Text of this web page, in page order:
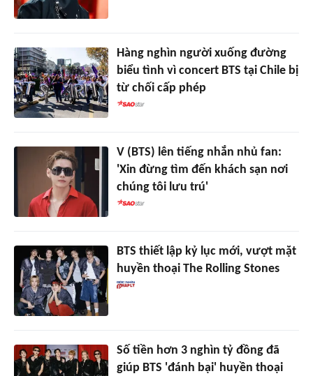
Hàng nghìn người xuống đường
biểu tình vì concert BTS tại Chile bị
từ chối cấp phép
V (BTS) lên tiếng nhắn nhủ fan:
'Xin đừng tìm đến khách sạn nơi
chúng tôi lưu trú'
BTS thiết lập kỷ lục mới, vượt mặt
huyền thoại The Rolling Stones
Số tiền hơn 3 nghìn tỷ đồng đã
giúp BTS 'đánh bại' huyền thoại